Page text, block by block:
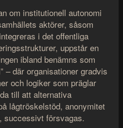
om institutionell autonomi
aktörer, såsom
i det offentliga
uppstår en
ibland benämns som
– där organisationer gradvis
och logiker som präglar
till att alternativa
lågtröskelstöd, anonymitet
successivt försvagas.